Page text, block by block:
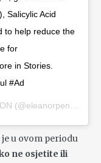
Salicylic Acid
to help reduce the
for
in Stories.
#Ad
(@eleanorpendleton) on
u ovom periodu
ne osjetite ili